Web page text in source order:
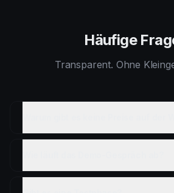
Häufige
Transparent. Ohne